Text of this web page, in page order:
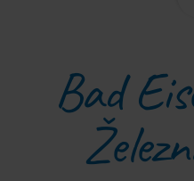
Bad